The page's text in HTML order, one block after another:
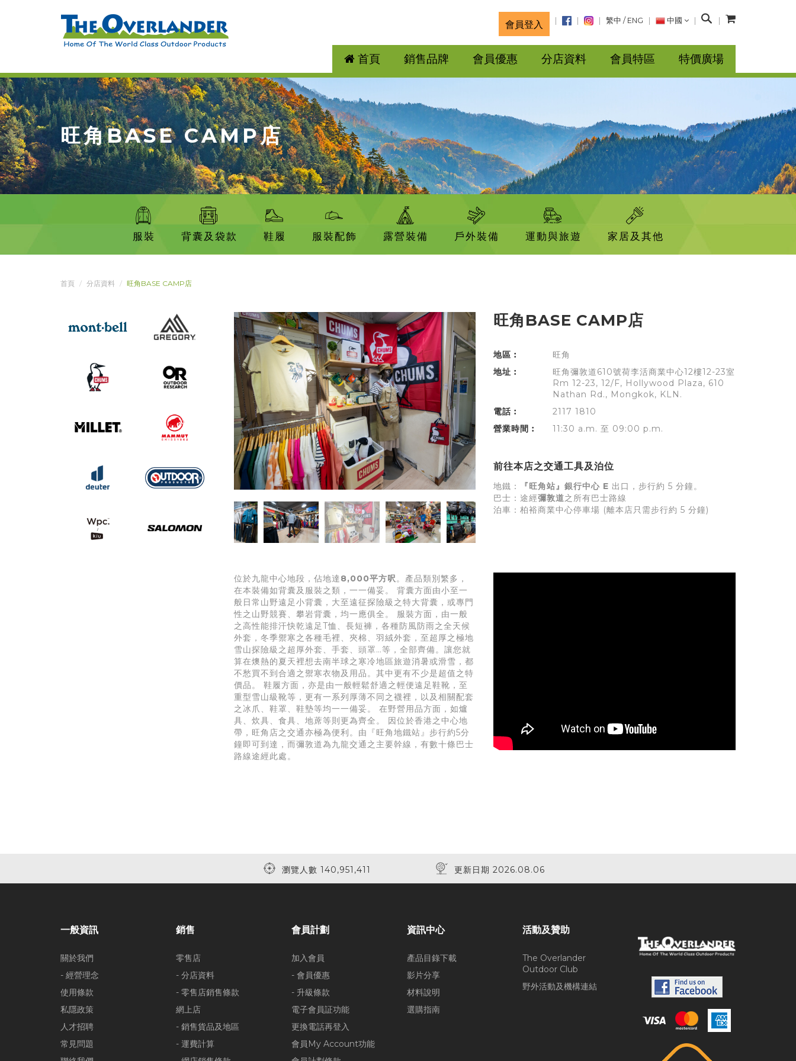
會員登入 繁中 / ENG 中國
搜
首頁 銷售品牌 會員優惠 分店資料 會員特區 特價廣場
旺角BASE CAMP店
服裝 背囊及袋款 鞋履 服裝配飾 露營裝備 戶外裝備 運動與旅遊 家居及其他
首頁 分店資料 旺角BASE CAMP店
旺角BASE CAMP店
地區︰
旺角
地址︰
旺角彌敦道610號荷李活商業中心12樓12-23室
Rm 12-23, 12/F, Hollywood Plaza, 610
Nathan Rd., Mongkok, KLN.
電話︰
2117 1810
營業時間︰
11:30 a.m. 至 09:00 p.m.
前往本店之交通工具及泊位
地鐵： 『旺角站』銀行中心 E 出口，步行約 5 分鐘。
巴士：途經彌敦道之所有巴士路線
泊車：柏裕商業中心停車場 (離本店只需步行約 5 分鐘)
位於九龍中心地段，佔地達8,000平方呎。產品類別繁多，
在本裝備如背囊及服裝之類，一一備妥。 背囊方面由小至一
般日常山野遠足小背囊，大至遠征探險級之特大背囊，或專門
性之山野競賽、攀岩背囊，均一應俱全。 服裝方面，由一般
之高性能排汗快乾遠足T恤、長短褲，各種防風防雨之全天候
外套，冬季禦寒之各種毛裡、夾棉、羽絨外套，至超厚之極地
雪山探險級之超厚外套、手套、頭罩…等，全部齊備。讓您就
算在燠熱的夏天裡想去南半球之寒冷地區旅遊消暑或滑雪，都
不愁買不到合適之禦寒衣物及用品。其中更有不少是超值之特
價品。 鞋履方面，亦是由一般輕鬆舒適之輕便遠足鞋靴，至
重型雪山級靴等，更有一系列厚薄不同之襪裡，以及相關配套
之冰爪、鞋罩、鞋墊等均一一備妥。 在野營用品方面，如爐
具、炊具、食具、地蓆等則更為齊全。 因位於香港之中心地
帶，旺角店之交通亦極為便利。由『旺角地鐵站』步行約5分
鐘即可到達，而彌敦道為九龍交通之主要幹線，有數十條巴士
路線途經此處。
瀏覽人數 140,951,411 更新日期 2026.08.06
一般資訊
關於我們
- 經營理念
使用條款
私隱政策
人才招聘
常見問題
銷售
零售店
- 分店資料
- 零售店銷售條款
網上店
- 銷售貨品及地區
- 運費計算
會員計劃
加入會員
- 會員優惠
- 升級條款
電子會員証功能
更換電話再登入
會員My Account功能
資訊中心
產品目錄下載
影片分享
材料說明
選購指南
活動及贊助
The Overlander
Outdoor Club
野外活動及機構連結